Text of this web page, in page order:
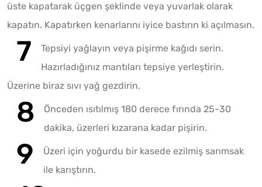
üste kapatarak üçgen şeklinde veya yuvarlak olarak
kapatın. Kapatırken kenarlarını iyice bastırın ki açılmasın.
Tepsiyi yağlayın veya pişirme kağıdı serin.
Hazırladığınız mantıları tepsiye yerleştirin.
Üzerine biraz sıvı yağ gezdirin.
Önceden ısıtılmış 180 derece fırında 25-30
dakika, üzerleri kızarana kadar pişirin.
Üzeri için yoğurdu bir kasede ezilmiş sarımsak
ile karıştırın.